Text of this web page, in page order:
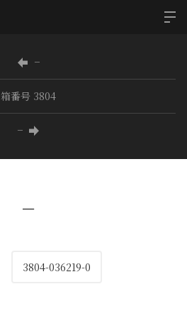
−
箱番号 3804
−
−
3804-036219-0